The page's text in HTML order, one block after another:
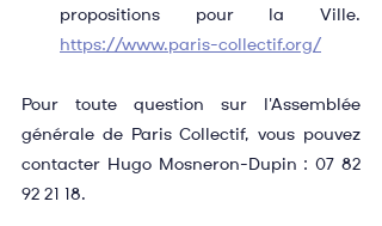
https://www.paris-collectif.org/
Pour toute question sur l'Assemblée
générale de Paris Collectif, vous pouvez
contacter Hugo Mosneron-Dupin : 07 82
92 21 18.